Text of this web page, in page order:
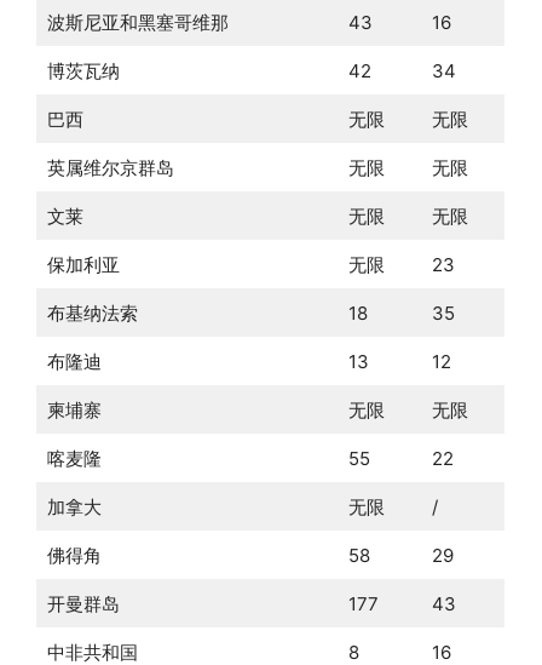
波斯尼亚和黑塞哥维那 43 16
博茨瓦纳 42 34
巴西 无限 无限
英属维尔京群岛 无限 无限
文莱 无限 无限
保加利亚 无限 23
布基纳法索 18 35
布隆迪 13 12
柬埔寨 无限 无限
喀麦隆 55 22
加拿大 无限 /
佛得角 58 29
开曼群岛 177 43
中非共和国 8 16